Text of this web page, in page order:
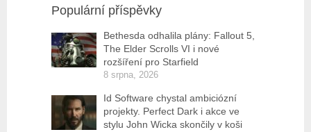
Populární příspěvky
Bethesda odhalila plány: Fallout 5,
The Elder Scrolls VI i nové
rozšíření pro Starfield
8 srpna, 2026
Id Software chystal ambiciózní
projekty. Perfect Dark i akce ve
stylu John Wicka skončily v koši